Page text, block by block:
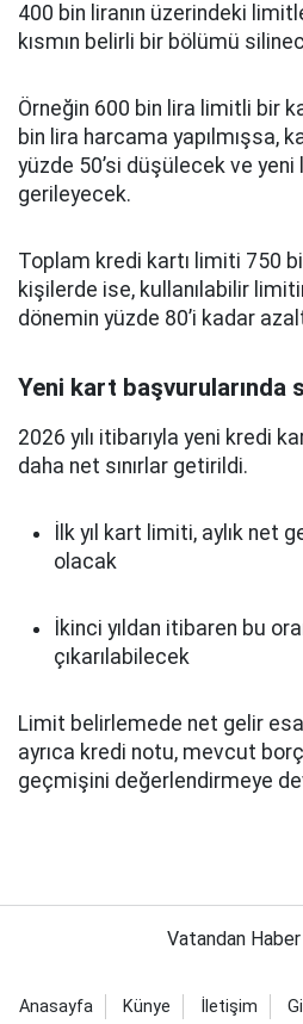
400 bin liranın üzerindeki
kısmın belirli bir bölümü
Örneğin 600 bin lira limitli bir
bin lira harcama yapılmışsa,
yüzde 50’si düşülecek ve
gerileyecek.
Toplam kredi kartı limiti 750
kişilerde ise, kullanılabilir
dönemin yüzde 80’i kadar
Yeni kart başvurularında
2026 yılı itibarıyla yeni kredi
daha net sınırlar getirildi.
İlk yıl kart limiti, aylık net
olacak
İkinci yıldan itibaren bu
çıkarılabilecek
Limit belirlemede net gelir
ayrıca kredi notu, mevcut
geçmişini değerlendirmeye
Vatandan
Anasayfa Künye İletişim